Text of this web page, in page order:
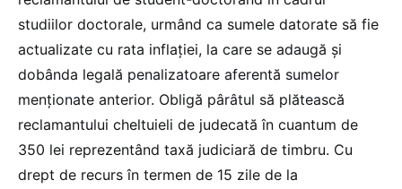
studiilor doctorale, urmând ca sumele datorate să fie
actualizate cu rata inflaţiei, la care se adaugă şi
dobânda legală penalizatoare aferentă sumelor
menţionate anterior. Obligă pârâtul să plătească
reclamantului cheltuieli de judecată în cuantum de
350 lei reprezentând taxă judiciară de timbru. Cu
drept de recurs în termen de 15 zile de la